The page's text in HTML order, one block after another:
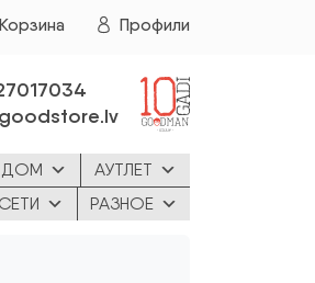
Корзина Профили
ДОМ
АУТЛЕТ
РАЗНОЕ